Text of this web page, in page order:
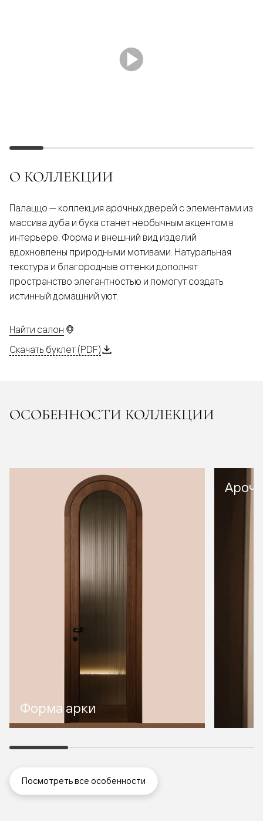
О КОЛЛЕКЦИИ
Палаццо — коллекция арочных дверей с элементами из
массива дуба и бука станет необычным акцентом в
интерьере. Форма и внешний вид изделий
вдохновлены природными мотивами. Натуральная
текстура и благородные оттенки дополнят
пространство элегантностью и помогут создать
истинный домашний уют.
Найти салон
Скачать буклет (PDF)
ОСОБЕННОСТИ КОЛЛЕКЦИИ
Форма арки
Посмотреть все особенности